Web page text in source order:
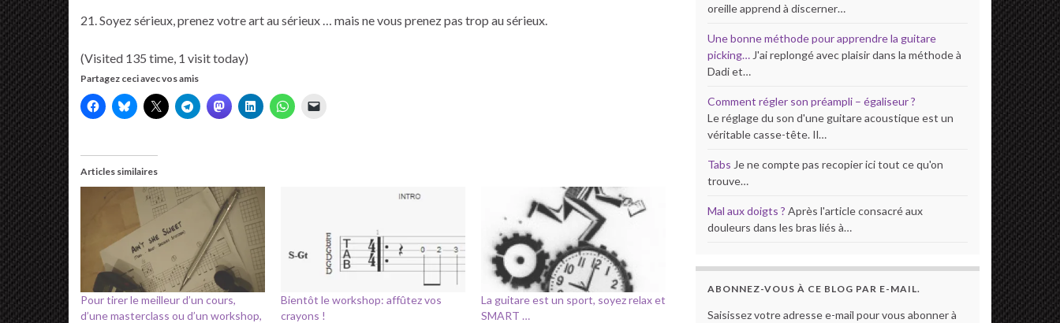
21. Soyez sérieux, prenez votre art au sérieux … mais ne vous prenez pas trop au sérieux.
(Visited 135 time, 1 visit today)
Partagez ceci avec vos amis
Articles similaires
Pour tirer le meilleur d’un cours,
d’une masterclass ou d’un workshop,
Bientôt le workshop: affûtez vos
crayons !
La guitare est un sport, soyez relax et
SMART …
oreille apprend à discerner…
Une bonne méthode pour apprendre la guitare
picking… J'ai replongé avec plaisir dans la méthode à
Dadi et…
Comment régler son préampli – égaliseur ?
Le réglage du son d'une guitare acoustique est un
véritable casse-tête. Il…
Tabs Je ne compte pas recopier ici tout ce qu'on
trouve…
Mal aux doigts ? Après l'article consacré aux
douleurs dans les bras liés à…
ABONNEZ-VOUS À CE BLOG PAR E-MAIL.
Saisissez votre adresse e-mail pour vous abonner à